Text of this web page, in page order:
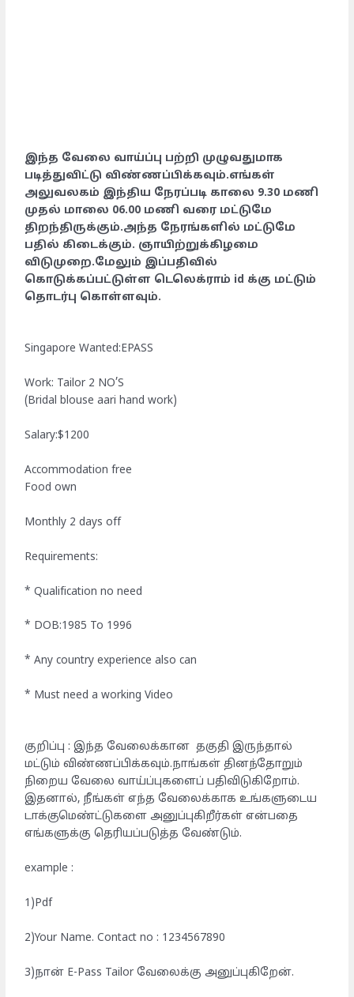
இந்த வேலை வாய்ப்பு பற்றி முழுவதுமாக
படித்துவிட்டு விண்ணப்பிக்கவும்.எங்கள்
அலுவலகம் இந்திய நேரப்படி காலை 9.30 மணி
முதல் மாலை 06.00 மணி வரை மட்டுமே
திறந்திருக்கும்.அந்த நேரங்களில் மட்டுமே
பதில் கிடைக்கும். ஞாயிற்றுக்கிழமை
விடுமுறை.மேலும் இப்பதிவில்
கொடுக்கப்பட்டுள்ள டெலெக்ராம் id க்கு மட்டும்
தொடர்பு கொள்ளவும்.
Singapore Wanted:EPASS
Work: Tailor 2 NO’S
(Bridal blouse aari hand work)
Salary:$1200
Accommodation free
Food own
Monthly 2 days off
Requirements:
* Qualification no need
* DOB:1985 To 1996
* Any country experience also can
* Must need a working Video
குறிப்பு : இந்த வேலைக்கான தகுதி இருந்தால்
மட்டும் விண்ணப்பிக்கவும்.நாங்கள் தினந்தோறும்
நிறைய வேலை வாய்ப்புகளைப் பதிவிடுகிறோம்.
இதனால், நீங்கள் எந்த வேலைக்காக உங்களுடைய
டாக்குமெண்ட்டுகளை அனுப்புகிறீர்கள் என்பதை
எங்களுக்கு தெரியப்படுத்த வேண்டும்.
example :
1)Pdf
2)Your Name. Contact no : 1234567890
3)நான் E-Pass Tailor வேலைக்கு அனுப்புகிறேன்.